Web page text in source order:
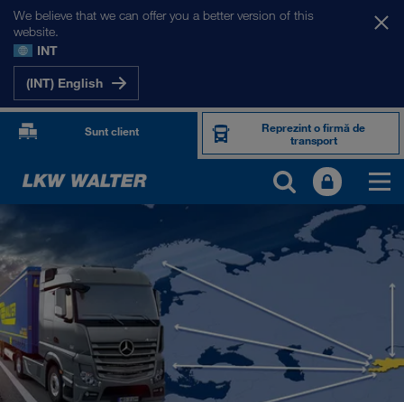
We believe that we can offer you a better version of this
website.
INT
(INT) English
Sunt client
Reprezint o firmă de
transport
PIEȚELE NOASTRE
Europa
Asia Centrală
Rusia